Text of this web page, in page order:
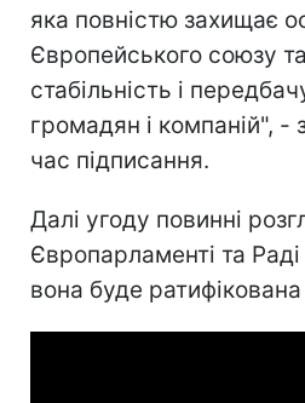
яка повністю захищає
Європейського союзу
стабільність і
громадян і компаній", -
час підписання.
Далі угоду повинні
Європарламенті та
вона буде